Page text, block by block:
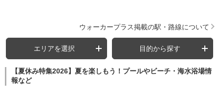
ウォーカープラス掲載の駅・路線について
エリアを選択 目的から探す
【夏休み特集2026】夏を楽しもう！プールやビーチ・海水浴場情
報など